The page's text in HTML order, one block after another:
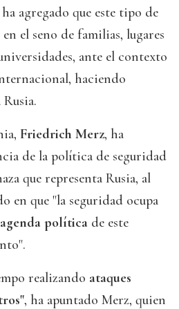
agregado que este tipo de
el seno de familias, lugares
ante el contexto
haciendo
Friedrich Merz, ha
de la política de seguridad
que representa Rusia, al
en que "la seguridad ocupa
política de este
realizando ataques
, ha apuntado Merz, quien